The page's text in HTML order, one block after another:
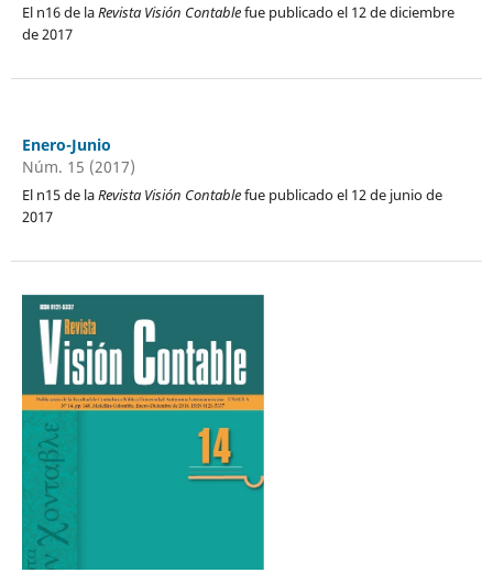
El n16 de laRevista Visión Contablefue publicado el 12 de diciembre
de 2017
Enero-Junio
Núm. 15 (2017)
El n15 de laRevista Visión Contablefue publicado el 12 de junio de
2017